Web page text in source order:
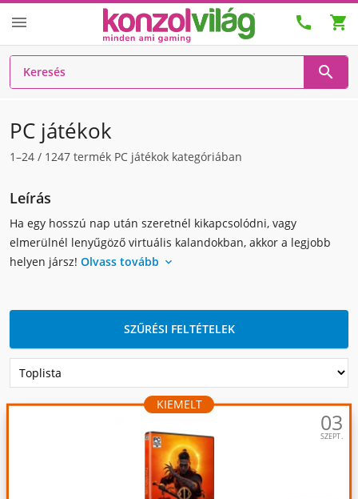
  

PC játékok
1–24 / 1247 termék PC játékok kategóriában
Leírás
Ha egy hosszú nap után szeretnél kikapcsolódni, vagy
elmerülnél lenyűgöző virtuális kalandokban, akkor a legjobb
helyen jársz! Olvass tovább 
SZŰRÉSI FELTÉTELEK
KIEMELT
03
SZEPT.